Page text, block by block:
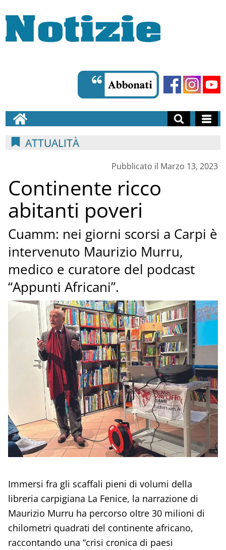
ATTUALITÀ
Pubblicato il Marzo 13, 2023
Continente ricco
abitanti poveri
Cuamm: nei giorni scorsi a Carpi è
intervenuto Maurizio Murru,
medico e curatore del podcast
“Appunti Africani”.
Immersi fra gli scaffali pieni di volumi della
libreria carpigiana La Fenice, la narrazione di
Maurizio Murru ha percorso oltre 30 milioni di
chilometri quadrati del continente africano,
raccontando una “crisi cronica di paesi